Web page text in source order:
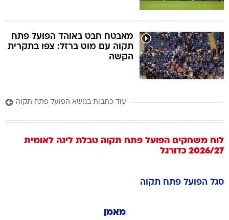
מאבטח חבט באוהד הפועל פתח
תקוה עם מוט ברזל: צפו בתקרית
הקשה
עוד כתבות בנושא הפועל פתח תקוה
לוח משחקים הפועל פתח תקוה טבלת ליגה לאומית
2026/27 כדורגל
סגל הפועל פתח תקוה
מאמן